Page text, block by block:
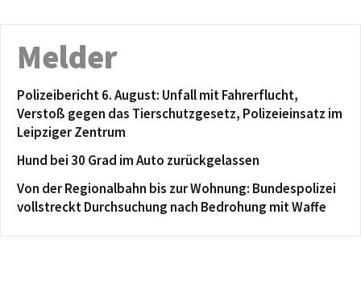
Melder
Polizeibericht 6. August: Unfall mit Fahrerflucht,
Verstoß gegen das Tierschutzgesetz, Polizeieinsatz im
Leipziger Zentrum
Hund bei 30 Grad im Auto zurückgelassen
Von der Regionalbahn bis zur Wohnung: Bundespolizei
vollstreckt Durchsuchung nach Bedrohung mit Waffe